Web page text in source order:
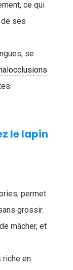
ce qui
ses
se
le lapin
permet
grossir.
mâcher, et
riche en